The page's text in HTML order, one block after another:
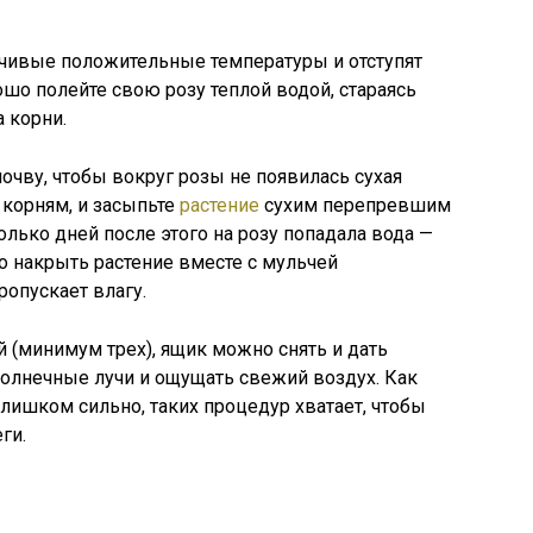
положительные температуры и отступят
полейте свою розу теплой водой, стараясь
корни.
чтобы вокруг розы не появилась сухая
и засыпьте растение сухим перепревшим
дней после этого на розу попадала вода —
растение вместе с мульчей
влагу.
(минимум трех), ящик можно снять и дать
лучи и ощущать свежий воздух. Как
сильно, таких процедур хватает, чтобы